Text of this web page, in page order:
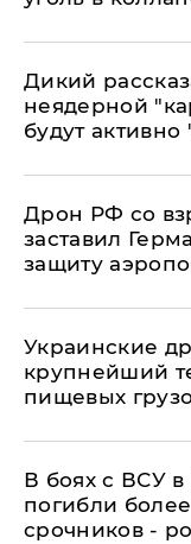
Дикий
неядерной
будут
​Дрон РФ со
заставил
защиту
Украинские
крупнейший
пищевых
В боях с ВСУ в
погибли
срочников -